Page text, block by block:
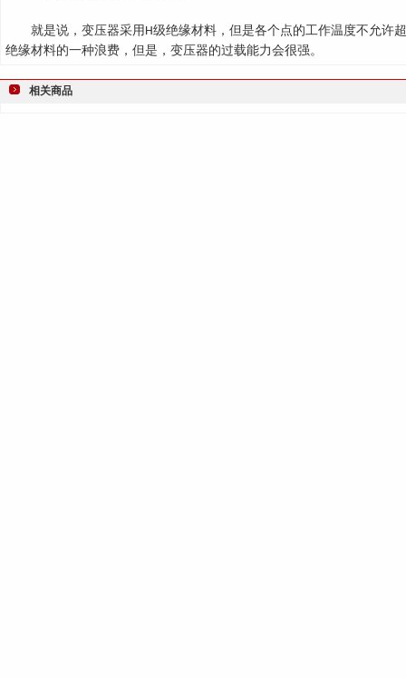
就是说，变压器采用 H级绝缘材料，但是各个点的工作温度不允许
绝缘材料的一种浪费，但是，变压器的过载能力会很强。
相关商品